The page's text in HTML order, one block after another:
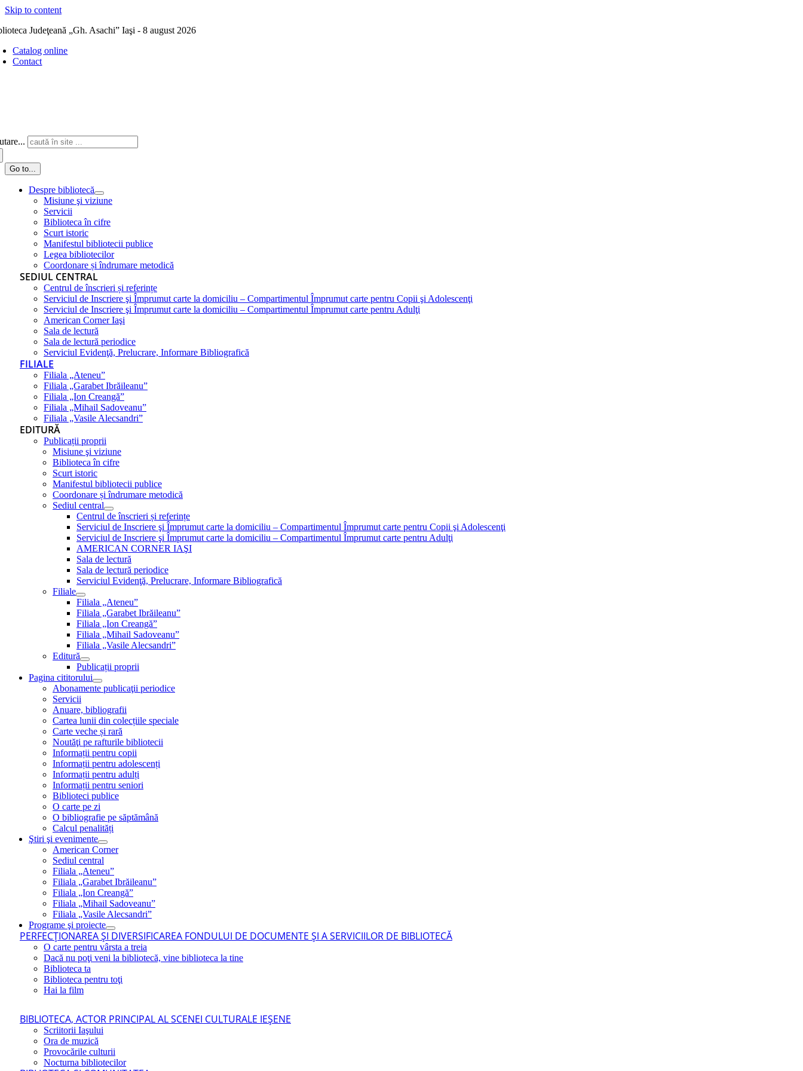
Skip to content
Judeţeană „Gh. Asachi” Iaşi - 8 august 2026
Catalog online
Contact
Go to...
Despre bibliotecă
Misiune şi viziune
Servicii
Biblioteca în cifre
Scurt istoric
Manifestul bibliotecii publice
Legea bibliotecilor
Coordonare și îndrumare metodică
SEDIUL CENTRAL
Centrul de înscrieri și referințe
Serviciul de Inscriere şi Împrumut carte la domiciliu – Compartimentul Împrumut carte pentru Copii şi Adolescenţi
Serviciul de Inscriere şi Împrumut carte la domiciliu – Compartimentul Împrumut carte pentru Adulţi
American Corner Iaşi
Sala de lectură
Sala de lectură periodice
Serviciul Evidenţă, Prelucrare, Informare Bibliografică
FILIALE
Filiala „Ateneu”
Filiala „Garabet Ibrăileanu”
Filiala „Ion Creangă”
Filiala „Mihail Sadoveanu”
Filiala „Vasile Alecsandri”
EDITURĂ
Publicații proprii
Misiune şi viziune
Biblioteca în cifre
Scurt istoric
Manifestul bibliotecii publice
Coordonare și îndrumare metodică
Sediul central
Centrul de înscrieri și referințe
Serviciul de Inscriere şi Împrumut carte la domiciliu – Compartimentul Împrumut carte pentru Copii şi Adolescenţi
Serviciul de Inscriere şi Împrumut carte la domiciliu – Compartimentul Împrumut carte pentru Adulţi
AMERICAN CORNER IAŞI
Sala de lectură
Sala de lectură periodice
Serviciul Evidenţă, Prelucrare, Informare Bibliografică
Filiale
Filiala „Ateneu”
Filiala „Garabet Ibrăileanu”
Filiala „Ion Creangă”
Filiala „Mihail Sadoveanu”
Filiala „Vasile Alecsandri”
Editură
Publicații proprii
Pagina cititorului
Abonamente publicaţii periodice
Servicii
Anuare, bibliografii
Cartea lunii din colecțiile speciale
Carte veche și rară
Noutăţi pe rafturile bibliotecii
Informații pentru copii
Informații pentru adolescenți
Informații pentru adulți
Informații pentru seniori
Biblioteci publice
O carte pe zi
O bibliografie pe săptămână
Calcul penalități
Ştiri şi evenimente
American Corner
Sediul central
Filiala „Ateneu”
Filiala „Garabet Ibrăileanu”
Filiala „Ion Creangă”
Filiala „Mihail Sadoveanu”
Filiala „Vasile Alecsandri”
Programe şi proiecte
PERFECŢIONAREA ŞI DIVERSIFICAREA FONDULUI DE DOCUMENTE ŞI A SERVICIILOR DE BIBLIOTECĂ
O carte pentru vârsta a treia
Dacă nu poţi veni la bibliotecă, vine biblioteca la tine
Biblioteca ta
Biblioteca pentru toţi
Hai la film
BIBLIOTECA, ACTOR PRINCIPAL AL SCENEI CULTURALE IEŞENE
Scriitorii Iaşului
Ora de muzică
Provocările culturii
Nocturna bibliotecilor